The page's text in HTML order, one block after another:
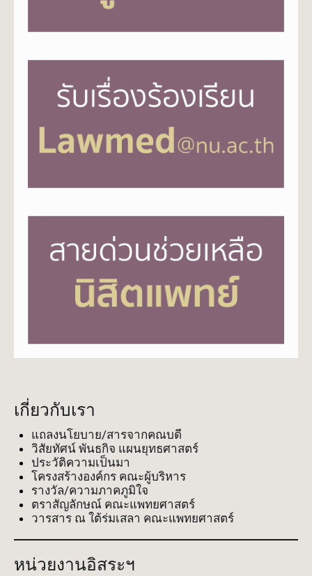
เกี่ยวกับเรา
แถลงนโยบาย/สารจากคณบดี
วิสัยทัศน์ พันธกิจ แผนยุทธศาสตร์
ประวัติความเป็นมา
โครงสร้างองค์กร คณะผู้บริหาร
รางวัล/ความภาคภูมิใจ
ตราสัญลักษณ์ คณะแพทยศาสตร์
วารสาร ณ ใต้ร่มเสลา คณะแพทยศาสตร์
หน่วยงานอิสระฯ